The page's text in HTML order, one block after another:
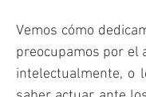
Vemos cómo
preocupamos por el
intelectualmente, o